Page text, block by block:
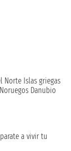
Norte Islas griegas
Danubio
a vivir tu